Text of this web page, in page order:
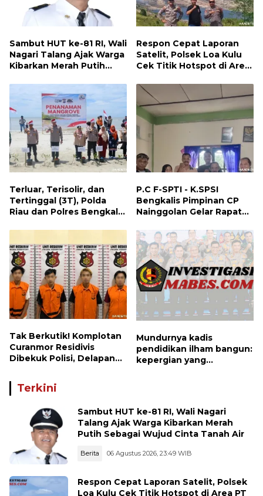
Sambut HUT ke-81 RI, Wali
Nagari Talang Ajak Warga
Kibarkan Merah Putih
Tanah Air
Respon Cepat Laporan
Satelit, Polsek Loa Kulu
Cek Titik Hotspot di Area
Terluar, Terisolir, dan
Tertinggal (3T), Polda
Riau dan Polres Bengkalis
Dialog Kebangsaan di
Rupat
P.C F-SPTI - K.SPSI
Bengkalis Pimpinan CP
Nainggolan Gelar Rapat
dan Ranting Khusus
Tak Berkutik! Komplotan
Curanmor Residivis
Dibekuk Polisi, Delapan
Candipuro Terungkap
Mundurnya kadis
pendidikan ilham bangun:
kepergian yang
Terkini
Sambut HUT ke-81 RI, Wali Nagari
Talang Ajak Warga Kibarkan Merah
Putih Sebagai Wujud Cinta Tanah Air
Berita 06 Agustus 2026, 23:49 WIB
Respon Cepat Laporan Satelit, Polsek
Loa Kulu Cek Titik Hotspot di Area PT